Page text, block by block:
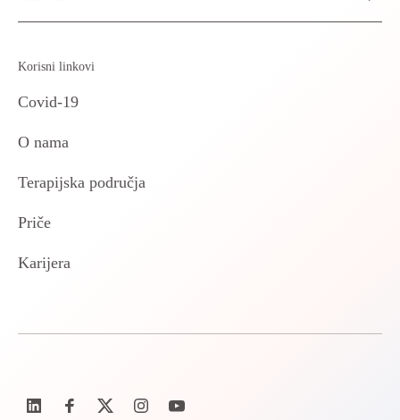
Korisni linkovi
Covid-19
O nama
Terapijska područja
Priče
Karijera